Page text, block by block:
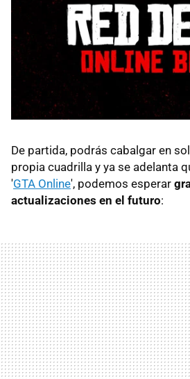
De partida, podrás cabalgar en
propia cuadrilla y ya se adelanta
'GTA Online', podemos esperar
actualizaciones en el futuro: